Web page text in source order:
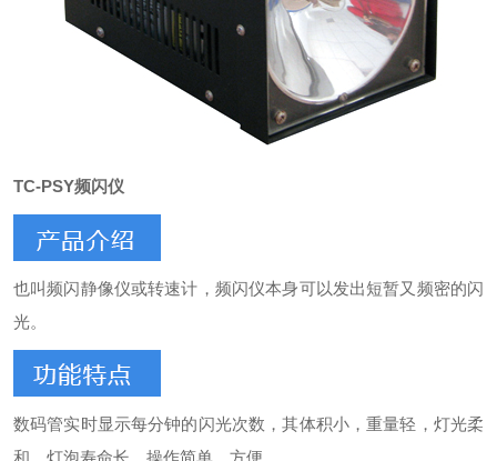
TC-PSY频闪仪
也叫频闪静像仪或转速计，频闪仪本身可以发出短暂又频密的闪
光。
数码管实时显示每分钟的闪光次数，其体积小，重量轻，灯光柔
和，灯泡寿命长，操作简单、方便。